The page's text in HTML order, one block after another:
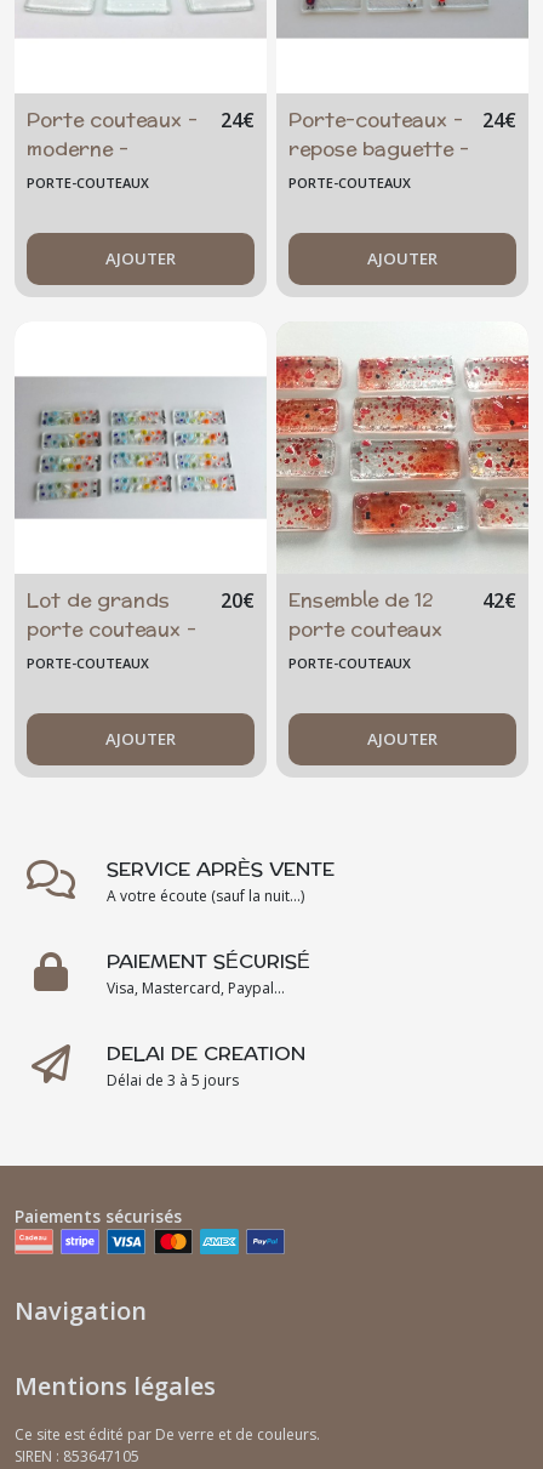
Porte couteaux -
moderne -
contemporain -
pose couvert -
verre fusionné -
transparent
24€
PORTE-COUTEAUX
AJOUTER
Porte-couteaux -
repose baguette -
les zoziaux -
24€
PORTE-COUTEAUX
AJOUTER
Lot de grands
porte couteaux -
repose baguette -
-
20€
PORTE-COUTEAUX
AJOUTER
Ensemble de 12
porte couteaux
ou repose
- transparent-
art de la table -
artisanal
42€
PORTE-COUTEAUX
AJOUTER
SERVICE APRÈS VENTE
A votre écoute (sauf la nuit...)
PAIEMENT SÉCURISÉ
Visa, Mastercard, Paypal...
DELAI DE CREATION
Délai de 3 à 5 jours
Paiements sécurisés
Navigation
Mentions légales
Ce site est édité par De verre et de couleurs.
SIREN : 853647105